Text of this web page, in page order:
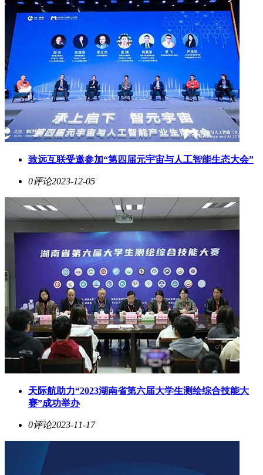
致远互联受邀参加“第四届元宇宙与人工智能生态大会”
0评论2023-12-05
天际航助力“2023湖南省第六届大学生测绘综合技能大
赛”成功举办
0评论2023-11-17